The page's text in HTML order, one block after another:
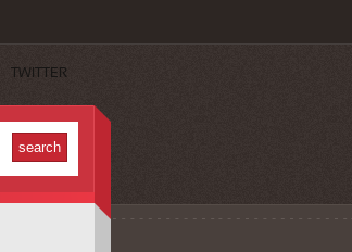
TWITTER